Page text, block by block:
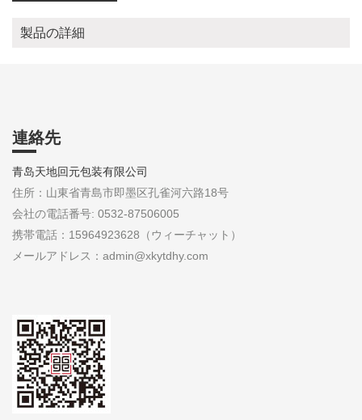
製品の詳細
連絡先
青岛天地回元包装有限公司
住所：山東省青島市即墨区孔雀河六路18号
会社の電話番号: 0532-87506005
携帯電話：15964923628（ウィーチャット）
メールアドレス：admin@xkytdhy.com